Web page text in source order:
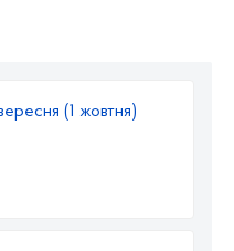
(1 жовтня)